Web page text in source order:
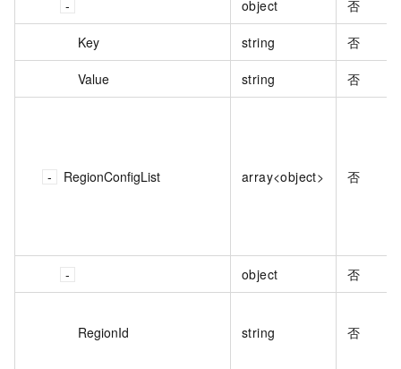
object 否
Key string 否
Value string 否
RegionConfigList array<object> 否
object 否
RegionId string 否